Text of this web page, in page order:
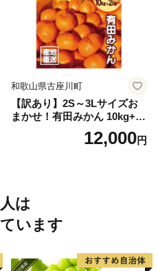
和歌山県古座川町
【訳あり】2S～3Lサイズお
まかせ！有田みかん 10kg+2k
g保証分 11月から12月下旬ま
でに順次発送致します。 / 訳
12,000円
は
います